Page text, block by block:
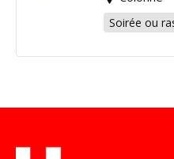
Soirée ou